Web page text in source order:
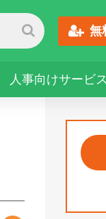
無
人事向けサービス